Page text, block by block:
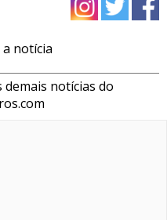
notícia
demais notícias do